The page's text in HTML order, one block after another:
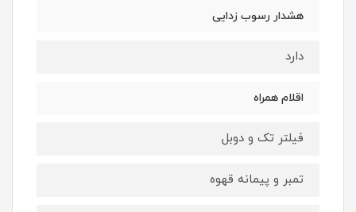
هشدار رسوب زدایی
دارد
اقلام همراه
فیلتر تک و دوبل
تمبر و پیمانه قهوه